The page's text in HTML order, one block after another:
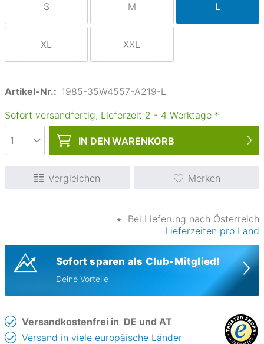
S M L
XL XXL
Artikel-Nr.: 1985-35W4557-A219-L
Sofort versandfertig, Lieferzeit 2 - 4 Werktage *
IN DEN WARENKORB
Vergleichen Merken
∗
Bei Lieferung nach Österreich
Lieferzeiten pro Land
Sofort sparen als Club-Mitglied!
Deine Vorteile
Versandkostenfrei in DE und AT
Versand in viele europäische Länder